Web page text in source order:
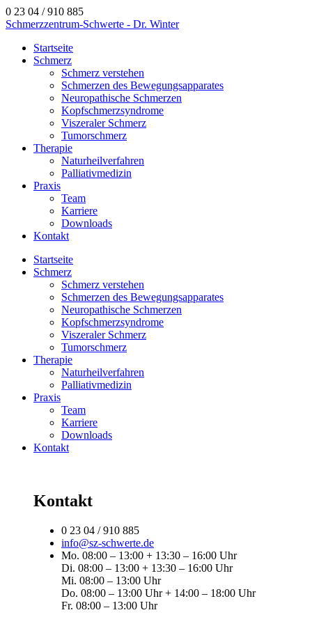
0 23 04 / 910 885
Schmerzzentrum-Schwerte - Dr. Winter
Startseite
Schmerz
Schmerz verstehen
Schmerzen des Bewegungsapparates
Neuropathische Schmerzen
Kopfschmerzsyndrome
Viszeraler Schmerz
Tumorschmerz
Therapie
Naturheilverfahren
Palliativmedizin
Praxis
Team
Karriere
Downloads
Kontakt
Startseite
Schmerz
Schmerz verstehen
Schmerzen des Bewegungsapparates
Neuropathische Schmerzen
Kopfschmerzsyndrome
Viszeraler Schmerz
Tumorschmerz
Therapie
Naturheilverfahren
Palliativmedizin
Praxis
Team
Karriere
Downloads
Kontakt
Kontakt
0 23 04 / 910 885
info@sz-schwerte.de
Mo. 08:00 – 13:00 + 13:30 – 16:00 Uhr
Di. 08:00 – 13:00 + 13:30 – 16:00 Uhr
Mi. 08:00 – 13:00 Uhr
Do. 08:00 – 13:00 Uhr + 14:00 – 18:00 Uhr
Fr. 08:00 – 13:00 Uhr